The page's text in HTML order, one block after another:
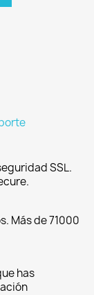
SSL.
Más de 71000
has